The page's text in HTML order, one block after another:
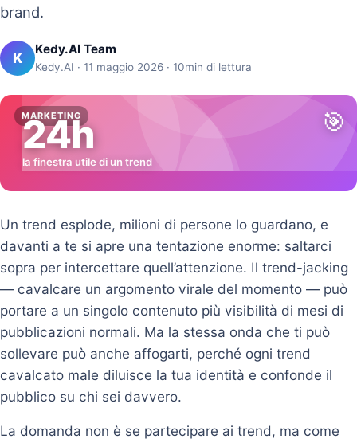
brand.
K Kedy.AI Team
Kedy.AI · 11 maggio 2026 · 10min di lettura
MARKETING 🎯
24h
la finestra utile di un trend
Un trend esplode, milioni di persone lo guardano, e
davanti a te si apre una tentazione enorme: saltarci
sopra per intercettare quell’attenzione. Il trend-jacking
— cavalcare un argomento virale del momento — può
portare a un singolo contenuto più visibilità di mesi di
pubblicazioni normali. Ma la stessa onda che ti può
sollevare può anche affogarti, perché ogni trend
cavalcato male diluisce la tua identità e confonde il
pubblico su chi sei davvero.
La domanda non è se partecipare ai trend, ma come